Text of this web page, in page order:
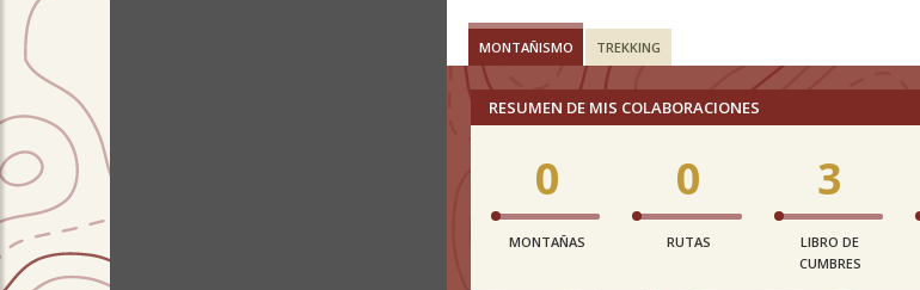
MONTAÑISMO TREKKING
RESUMEN DE MIS COLABORACIONES
0
MONTAÑAS
0
RUTAS
3
LIBRO DE
CUMBRES